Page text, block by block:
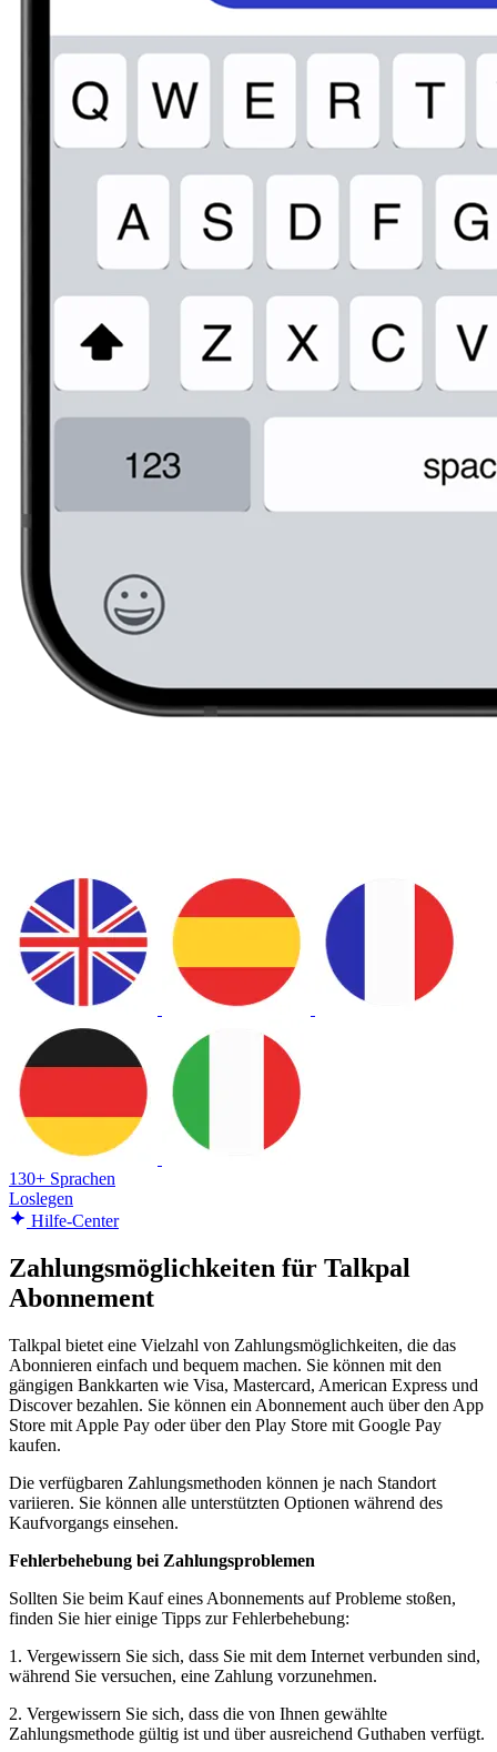
130+ Sprachen
Loslegen
Hilfe-Center
Zahlungsmöglichkeiten für Talkpal
Abonnement
Talkpal bietet eine Vielzahl von Zahlungsmöglichkeiten, die das
Abonnieren einfach und bequem machen. Sie können mit den
gängigen Bankkarten wie Visa, Mastercard, American Express und
Discover bezahlen. Sie können ein Abonnement auch über den App
Store mit Apple Pay oder über den Play Store mit Google Pay
kaufen.
Die verfügbaren Zahlungsmethoden können je nach Standort
variieren. Sie können alle unterstützten Optionen während des
Kaufvorgangs einsehen.
Fehlerbehebung bei Zahlungsproblemen
Sollten Sie beim Kauf eines Abonnements auf Probleme stoßen,
finden Sie hier einige Tipps zur Fehlerbehebung:
1. Vergewissern Sie sich, dass Sie mit dem Internet verbunden sind,
während Sie versuchen, eine Zahlung vorzunehmen.
2. Vergewissern Sie sich, dass die von Ihnen gewählte
Zahlungsmethode gültig ist und über ausreichend Guthaben verfügt.